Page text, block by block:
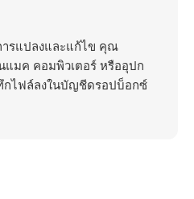
รแปลงและแก้ไข คุณ
แมค คอมพิวเตอร์ หรืออุปก
กไฟล์ลงในบัญชีดรอปบ็อกซ์